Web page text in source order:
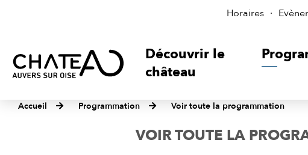
Horaires
Découvrir le
château
Accueil Programmation Voir toute la programmation
VOIR TOUTE LA